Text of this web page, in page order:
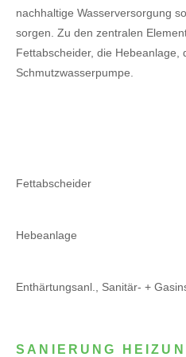
nachhaltige Wasserversorgung
sorgen. Zu den zentralen
Fettabscheider, die Hebeanlage,
Schmutzwasserpumpe.
Fettabscheider
Hebeanlage
Enthärtungsanl., Sanitär- +
SANIERUNG